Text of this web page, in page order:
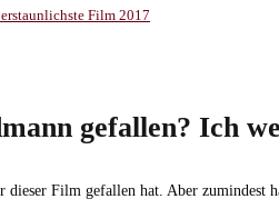
Film 2017
gefallen? Ich
Film gefallen hat. Aber zumindest